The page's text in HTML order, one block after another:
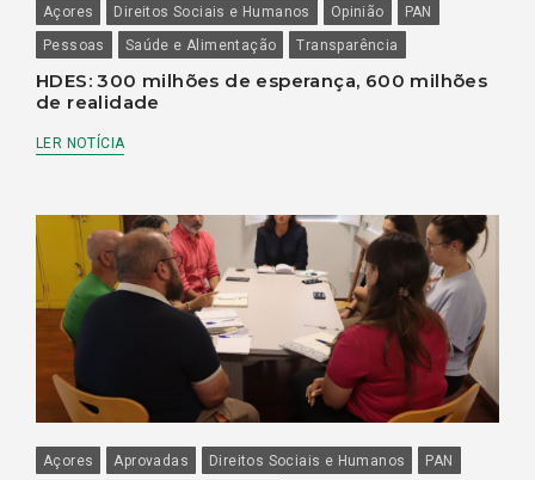
Açores Direitos Sociais e Humanos Opinião
PAN
Pessoas
Saúde e Alimentação Transparência
HDES: 300 milhões de esperança, 600 milhões
de realidade
LER NOTÍCIA
Açores Aprovadas Direitos Sociais e Humanos
PAN